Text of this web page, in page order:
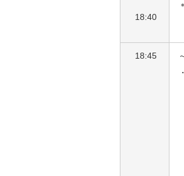
18:40
18:45